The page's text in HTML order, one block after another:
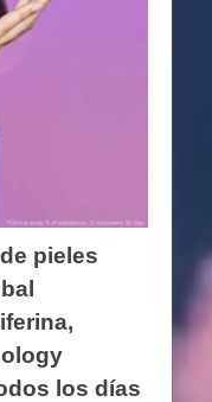
pieles
los días